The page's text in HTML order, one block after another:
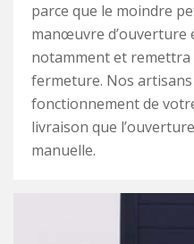
parce que le moindre
manœuvre d’ouverture
notamment et remettra
fermeture. Nos
fonctionnement de
livraison que
manuelle.